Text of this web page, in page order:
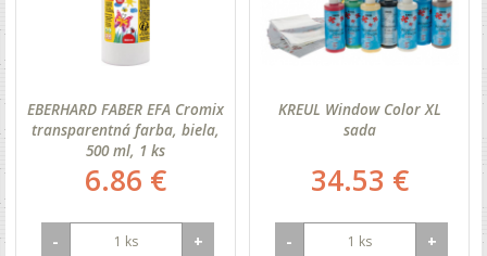
EBERHARD FABER EFA Cromix
transparentná farba, biela,
500 ml, 1 ks
6.86 €
- +
KREUL Window Color XL
sada
34.53 €
- +